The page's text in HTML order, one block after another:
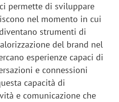
permette di sviluppare
nel momento in cui
strumenti di
del brand nel
esperienze capaci di
e connessioni
capacità di
e comunicazione che